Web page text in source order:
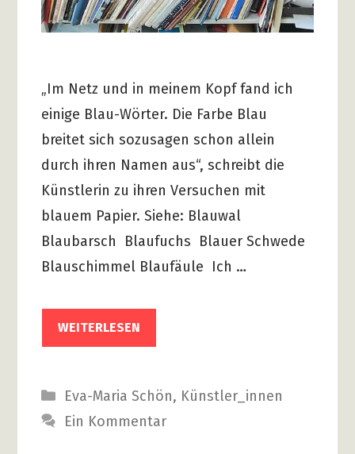
„Im Netz und in meinem Kopf fand ich
einige Blau-Wörter. Die Farbe Blau
breitet sich sozusagen schon allein
durch ihren Namen aus“, schreibt die
Künstlerin zu ihren Versuchen mit
blauem Papier. Siehe: Blauwal
Blaubarsch Blaufuchs Blauer Schwede
Blauschimmel Blaufäule Ich …
WEITERLESEN
Kategorien
Eva-Maria Schön, Künstler_innen
Ein Kommentar